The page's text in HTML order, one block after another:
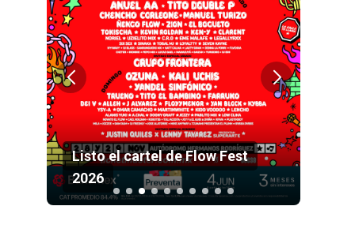
el cartel de Flow Fest
Slayer anuncia
Palacio de los